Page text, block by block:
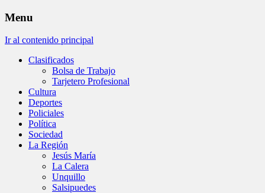
Menu
Ir al contenido principal
Clasificados
Bolsa de Trabajo
Tarjetero Profesional
Cultura
Deportes
Policiales
Política
Sociedad
La Región
Jesús María
La Calera
Unquillo
Salsipuedes